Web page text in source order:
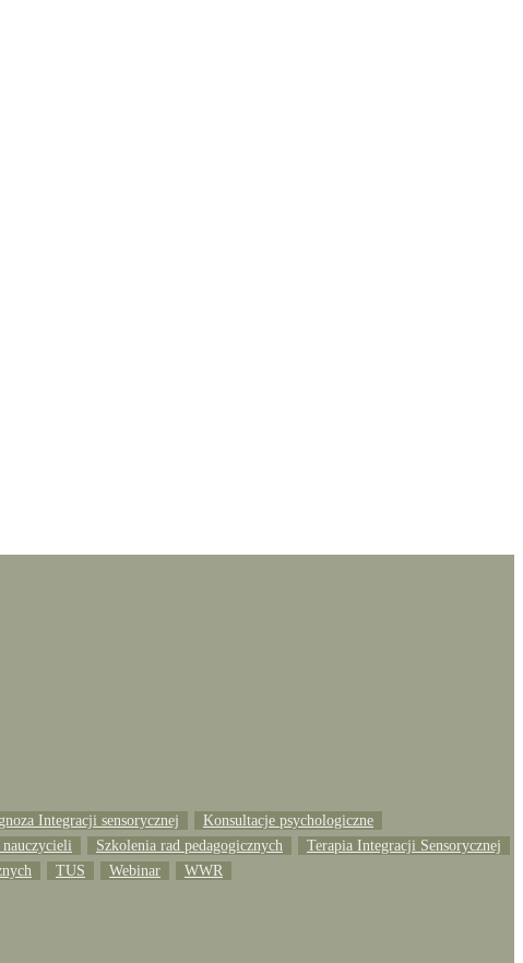
Integracji sensorycznej
Konsultacje psychologiczne
Szkolenia rad pedagogicznych
Terapia Integracji Sensorycznej
TUS Webinar WWR